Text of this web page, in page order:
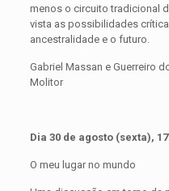
menos o circuito tradicional
vista as possibilidades
ancestralidade e o futuro.
Gabriel Massan e Guerreiro
Molitor
Dia 30 de agosto (sexta),
O meu lugar no mundo